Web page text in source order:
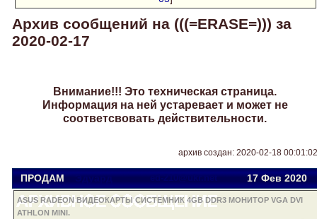
Архив сообщений на (((=ERASE=))) за
2020-02-17
Внимание!!! Это техническая страница.
Информация на ней устаревает и может не
соответсвовать действительности.
архив создан: 2020-02-18 00:01:02
ПРОДАМ Эдуард ed-210@ukr.net 17 Фев2020
ASUS RADEON ВИДЕОКАРТЫ СИСТЕМНИК 4GB DDR3 МОНИТОР VGA DVI
ATHLON MINI.